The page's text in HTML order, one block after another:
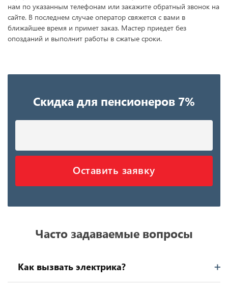
нам по указанным телефонам или закажите обратный звонок на
сайте. В последнем случае оператор свяжется с вами в
ближайшее время и примет заказ. Мастер приедет без
опозданий и выполнит работы в сжатые сроки.
Скидка для пенсионеров 7%
Оставить заявку
Часто задаваемые вопросы
Как вызвать электрика?